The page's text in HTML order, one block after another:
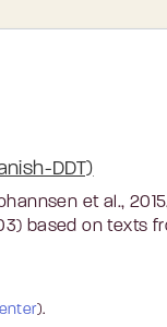
DDT)
et al.,
based on texts
).